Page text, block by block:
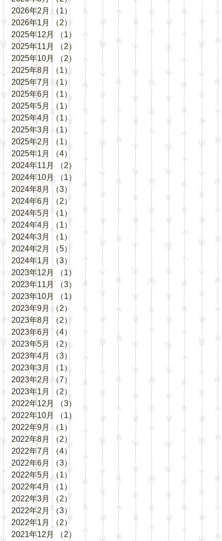
2026年2月 （1）
1件の記事
2026年1月
（2）2件の記事
2025年12月
（1）
1件の記事
2025年11月
（2）
2件の記事
2025年10月
（2）
2件の記事
2025年8月
（1）
2025年7月 （1）
1件の記事
2025年6月
（1）
1件の記事
2025年5月
（1）
1件の記事
2025年4月
（1） 1件の記事
2025年3月 （1）
2025年2月
（1）
1件の記事
2025年1月
（4）
2024年11月
（2）
2024年10月
（1）
1件の記事
2024年8月
（3）
3件の記事
2024年6月
（2）
2024年5月 （1）
1件の記事
2024年4月
（1）
1件の記事
2024年3月
（1）
1件の記事
2024年2月
（5）5件の記事
2024年1月
（3）
3件の記事
2023年12月
（1）
1件の記事
2023年11月
（3）
3件の記事
2023年10月
（1）
1件の記事
2023年9月 （2）
2件の記事
2023年8月
（2）2件の記事
2023年6月
（4）
4件の記事
2023年5月
（2）2件の記事
2023年4月
（3）
3件の記事
2023年3月
（1）
2023年2月 （7）
7件の記事
2023年1月
（2）
2件の記事
2022年12月
（3）
3件の記事
2022年10月
（1）
1件の記事
2022年9月 （1）
2022年8月
（2）
2件の記事
2022年7月
（4）
2022年6月
（3）
2022年5月 （1）
1件の記事
2022年4月
（1）
1件の記事
2022年3月
（2）
2022年2月 （3）
3件の記事
2022年1月
（2）
2件の記事
2021年12月
（2）
2件の記事